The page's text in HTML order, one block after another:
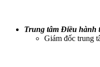
Trung tâm Điều hành
Giám đốc trung